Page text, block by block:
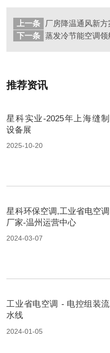
上一条
下一条
推荐资讯
星科实业-2025年上海缝制
设备展
2025-10-20
星科环保空调,工业省电空调
厂家-温州运营中心
2024-03-07
工业省电空调 - 电控组装流
水线
2024-01-05